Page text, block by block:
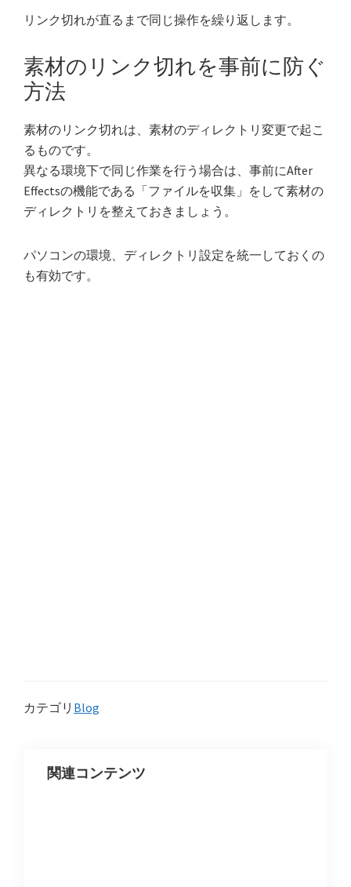
リンク切れが直るまで同じ操作を繰り返します。
素材のリンク切れを事前に防ぐ
方法
素材のリンク切れは、素材のディレクトリ変更で起こ
るものです。
異なる環境下で同じ作業を行う場合は、事前にAfter
Effectsの機能である「ファイルを収集」をして素材の
ディレクトリを整えておきましょう。
パソコンの環境、ディレクトリ設定を統一しておくの
も有効です。
カテゴリ Blog
関連コンテンツ